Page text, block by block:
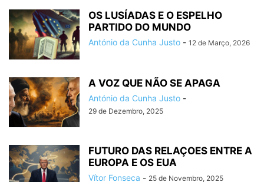
OS LUSÍADAS E O ESPELHO
PARTIDO DO MUNDO
António da Cunha Justo - 12 de Março, 2026
A VOZ QUE NÃO SE APAGA
António da Cunha Justo -
29 de Dezembro, 2025
FUTURO DAS RELAÇOES ENTRE A
EUROPA E OS EUA
Vítor Fonseca - 25 de Novembro, 2025